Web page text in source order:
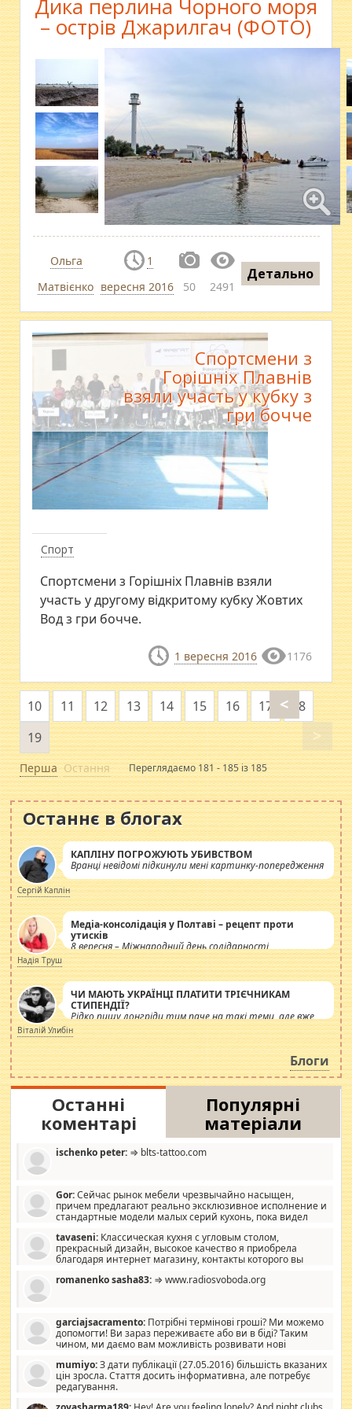
Дика перлина Чорного моря
– острів Джарилгач (ФОТО)
Ольга
Матвієнко
1
вересня 2016
50 2491
Детально
Спорт
Спортсмени з
Горішніх Плавнів
взяли участь у кубку з
гри бочче
Спортсмени з Горішніх Плавнів взяли
участь у другому відкритому кубку Жовтих
Вод з гри бочче.
1 вересня 2016 1176
Перша
<
10 11 12 13 14 15 16 17
18
19
>
Остання Переглядаємо 181 - 185 із 185
Останнє в блогах
КАПЛІНУ ПОГРОЖУЮТЬ УБИВСТВОМ
Вранці невідомі підкинули мені картинку-попередження
Сергій Каплін
Медіа-консолідація у Полтаві – рецепт проти
утисків
8 вересня – Міжнародний день солідарності
журналістів.
Надія Труш
ЧИ МАЮТЬ УКРАЇНЦІ ПЛАТИТИ ТРІЄЧНИКАМ
СТИПЕНДІЇ?
Рідко пишу лонгріди тим паче на такі теми, але вже
просто дістало! Обурюють сьогоднішні інсенуації
навколо стипендіального питання. Штучно
роздувається ще одна соціальна катастрофа.
Віталій Улибін
Блоги
Останні
коментарі
Популярні
матеріали
ischenko peter: ⇒ blts-tattoo.com
Gor:Сейчас рынок мебели чрезвычайно насыщен,
причем предлагают реально эксклюзивное исполнение и
стандартные модели малых серий кухонь, пока видел
стандартные формы, в MebelOk, креативненько и что главное -
со вкусом все в порядке, без ненужных наворотов удорожающих
мебель, а это не последний фактор.
tavaseni: Классическая кухня с угловым столом,
прекрасный дизайн, высокое качество я приобрела
благодаря интернет магазину, контакты которого вы
romanenko sasha83: ⇒ www.radiosvoboda.org
garciajsacramento: Потрібні термінові гроші? Ми можемо
допомогти! Ви зараз переживаєте або ви в біді? Таким
чином, ми даємо вам можливість розвивати нові
допомагати людям, які намагаються дати їм шанс. Кожен
заслуговує на другий шанс, і, оскільки влада не зможе, вони
повинні приймати від інших. Для нас нема багато суми, і зрілість
mumiyo:З дати публікації (27.05.2016) більшість вказаних
цін зросла. Стаття досить інформативна, але потребує
редагування.